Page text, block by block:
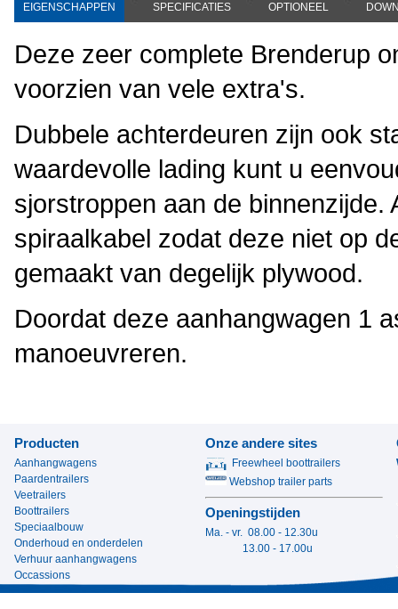
EIGENSCHAPPEN SPECIFICATIES OPTIONEEL
Deze zeer complete Brenderup
voorzien van vele extra's.
Dubbele achterdeuren zijn ook
waardevolle lading kunt u
sjorstroppen aan de
spiraalkabel zodat deze niet op
gemaakt van degelijk plywood.
Doordat deze aanhangwagen 1
manoeuvreren.
Producten
Aanhangwagens
Paardentrailers
Veetrailers
Boottrailers
Speciaalbouw
Onderhoud en onderdelen
Verhuur aanhangwagens
Occassions
Onze andere sites
Freewheel boottrailers
Webshop trailer parts
Openingstijden
Ma. - vr. 08.00 - 12.30u
13.00 - 17.00u